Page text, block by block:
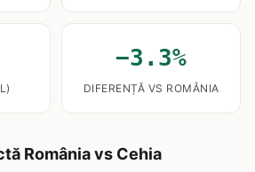
−3.3%
DIFERENȚĂ VS ROMÂNIA
România vs Cehia